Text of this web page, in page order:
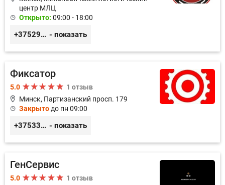
центр МЛЦ
Открыто: 09:00 - 18:00
+375296233505 - показать
Фиксатор
5.0
1 отзыв
Минск, Партизанский просп. 179
Закрыто до пн 09:00
+375336617270 - показать
ГенСервис
5.0
1 отзыв